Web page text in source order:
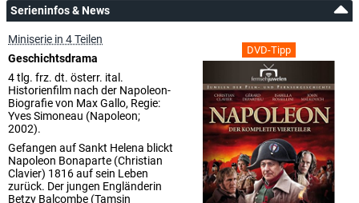
Serieninfos & News
DVD-Tipp
Miniserie in 4 Teilen
Geschichtsdrama
4 tlg. frz. dt. österr. ital.
Historienfilm nach der Napoleon-
Biografie von Max Gallo, Regie:
Yves Simoneau (Napoleon;
2002).
Gefangen auf Sankt Helena blickt
Napoleon Bonaparte (Christian
Clavier) 1816 auf sein Leben
zurück. Der jungen Engländerin
Betzy Balcombe (Tamsin